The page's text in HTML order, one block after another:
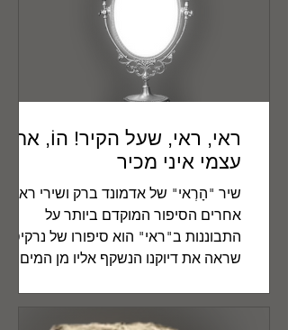
ראי, ראי, שעל הקיר! הוֹ, את
עצמי איני מכיר
שיר "הָרְאי" של אדמונד ברק ושירי ראי
אחרים הסיפור המוקדם ביותר על
התבוננות ב"ראי" הוא סיפורו של
שראה את דיוקנו הנשקף אליו מן המים...